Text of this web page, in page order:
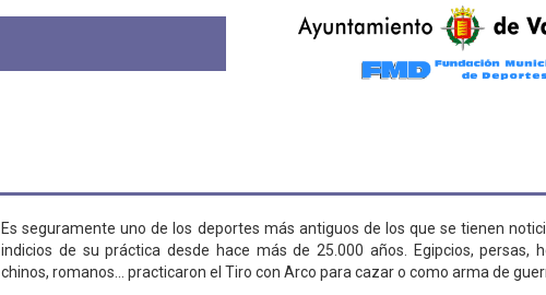
Es seguramente uno de los deportes más antiguos de los que se tienen
indicios de su práctica desde hace más de 25.000 años. Egipcios, persas,
chinos, romanos... practicaron el Tiro con Arco para cazar o como arma de